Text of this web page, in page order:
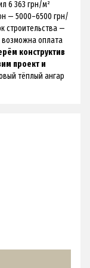
6 363 грн/м²
— 5000–6500 грн/
строительства —
возможна оплата
конструктив
проект и
тёплый ангар